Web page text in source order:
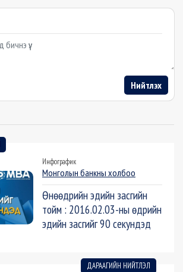
Нийтлэх
Инфографик
Монголын банкны холбоо
Өнөөдрийн эдийн засгийн
тойм : 2016.02.03-ны өдрийн
эдийн засгийг 90 секундэд
ДАРААГИЙН НИЙТЛЭЛ